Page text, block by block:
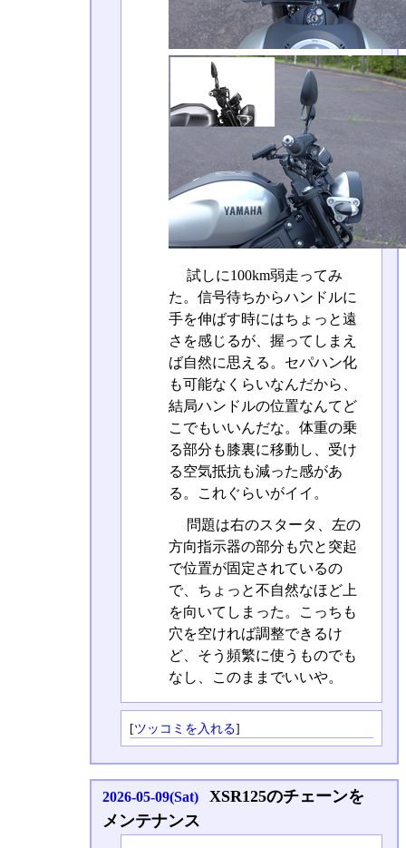
試しに100km弱走ってみ
た。信号待ちからハンドルに
手を伸ばす時にはちょっと遠
さを感じるが、握ってしまえ
ば自然に思える。セパハン化
も可能なくらいなんだから、
結局ハンドルの位置なんてど
こでもいいんだな。体重の乗
る部分も膝裏に移動し、受け
る空気抵抗も減った感があ
る。これぐらいがイイ。
問題は右のスタータ、左の
方向指示器の部分も穴と突起
で位置が固定されているの
で、ちょっと不自然なほど上
を向いてしまった。こっちも
穴を空ければ調整できるけ
ど、そう頻繁に使うものでも
なし、このままでいいや。
[ツッコミを入れる]
2026-05-09(Sat)
XSR125のチェーンを
メンテナンス